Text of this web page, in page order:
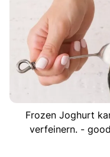
Frozen Joghurt
verfeinern. -